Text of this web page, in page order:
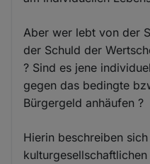
Aber wer lebt von der
der Schuld der
? Sind es jene
gegen das bedingte
Bürgergeld anhäufen ?
Hierin beschreiben